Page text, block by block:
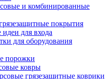
и комбинированные
покрытия
для входа
для оборудования
порожки
ковры
грязезащитные коврики